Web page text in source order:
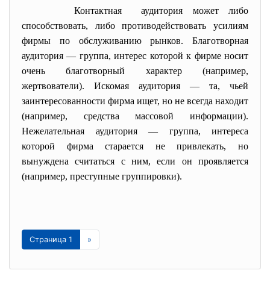
Контактная аудитория может либо
способствовать, либо противодействовать усилиям
фирмы по обслуживанию рынков. Благотворная
аудитория — группа, интерес которой к фирме носит
очень благотворный характер (например,
жертвователи). Искомая аудитория — та, чьей
заинтересованности фирма ищет, но не всегда находит
(например, средства массовой информации).
Нежелательная аудитория — группа, интереса
которой фирма старается не привлекать, но
вынуждена считаться с ним, если он проявляется
(например, преступные группировки).
Страница 1 »